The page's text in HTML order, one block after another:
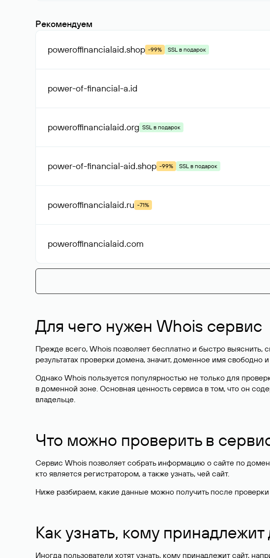
Рекомендуем
poweroffinancialaid.shop -99% SSL в подарок
power-of-financial-a.id
poweroffinancialaid.org SSL в подарок
power-of-financial-aid.shop -99% SSL в подарок
poweroffinancialaid.ru -71%
poweroffinancialaid.com
Для чего нужен Whois сервис
Прежде всего, Whois позволяет бесплатно и быстро
результатах проверки домена, значит, доменное имя свободно
Однако Whois пользуется популярностью не только для
в доменной зоне. Основная ценность сервиса в том, что он
владельце.
Что можно проверить в
Сервис Whois позволяет собрать информацию о сайте по
кто является регистратором, а также узнать, чей сайт.
Ниже разбираем, какие данные можно получить после
Как узнать, кому
Иногда пользователи хотят узнать, кому принадлежит сайт,